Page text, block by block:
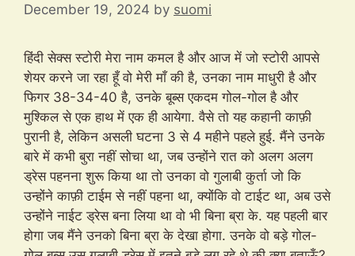
December 19, 2024 by suomi
हिंदी सेक्स स्टोरी मेरा नाम कमल है और आज में जो स्टोरी आपसे
शेयर करने जा रहा हूँ वो मेरी माँ की है, उनका नाम माधुरी है और
फिगर 38-34-40 है, उनके बूब्स एकदम गोल-गोल है और
मुश्किल से एक हाथ में एक ही आयेगा. वैसे तो यह कहानी काफ़ी
पुरानी है, लेकिन असली घटना 3 से 4 महीने पहले हुई. मैंने उनके
बारे में कभी बुरा नहीं सोचा था, जब उन्होंने रात को अलग अलग
ड्रेस पहनना शुरू किया था तो उनका वो गुलाबी कुर्ता जो कि
उन्होंने काफ़ी टाईम से नहीं पहना था, क्योंकि वो टाईट था, अब उसे
उन्होंने नाईट ड्रेस बना लिया था वो भी बिना ब्रा के. यह पहली बार
होगा जब मैंने उनको बिना ब्रा के देखा होगा. उनके वो बड़े गोल-